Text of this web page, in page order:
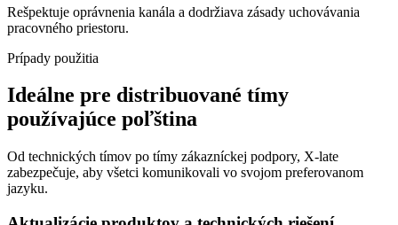
Rešpektuje oprávnenia kanála a dodržiava zásady uchovávania
pracovného priestoru.
Prípady použitia
Ideálne pre distribuované tímy
používajúce poľština
Od technických tímov po tímy zákazníckej podpory, X-late
zabezpečuje, aby všetci komunikovali vo svojom preferovanom
jazyku.